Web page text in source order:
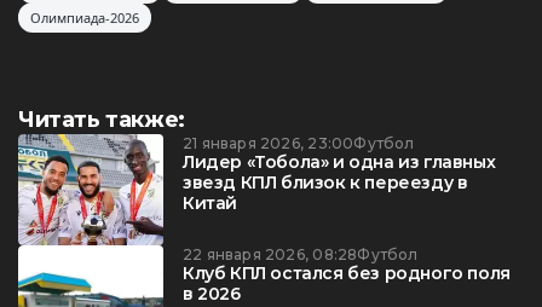
Олимпиада-2026
Читать также:
21 января 2026, 23:00Футбол
Лидер «Тобола» и одна из главных
звезд КПЛ близок к переезду в
Китай
22 января 2026, 08:28Футбол
Клуб КПЛ остался без родного поля
в 2026